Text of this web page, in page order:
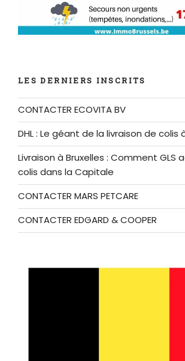
LES DERNIERS INSCRITS
CONTACTER ECOVITA BV
DHL : Le géant de la livraison de colis
Livraison à Bruxelles : Comment GLS
colis dans la Capitale
CONTACTER MARS PETCARE
CONTACTER EDGARD & COOPER